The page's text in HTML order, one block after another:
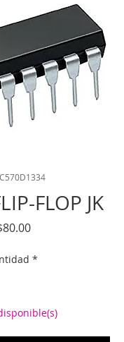
FLOP JK
Precio
*